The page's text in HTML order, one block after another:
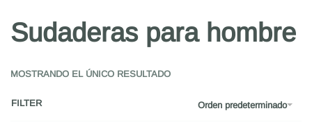
Sudaderas para hombre
MOSTRANDO EL ÚNICO RESULTADO
Orden predeterminado
FILTER